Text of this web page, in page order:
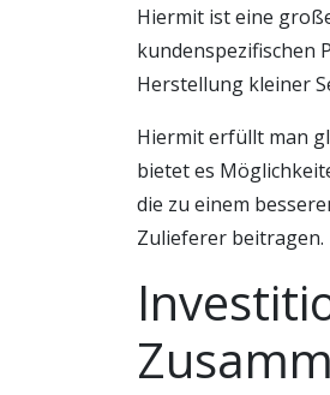
Hiermit ist eine
kundenspezifischen
Herstellung kleiner
Hiermit erfüllt man
bietet es
die zu einem
Zulieferer beitragen.